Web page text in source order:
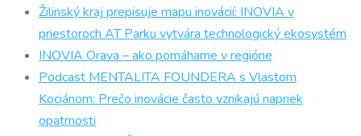
Žilinský kraj prepisuje mapu inovácií: INOVIA v
priestoroch AT Parku vytvára technologický ekosystém
INOVIA Orava – ako pomáhame v regióne
Podcast MENTALITA FOUNDERA s Vlastom
Kociánom: Prečo inovácie často vznikajú napriek
opatrnosti